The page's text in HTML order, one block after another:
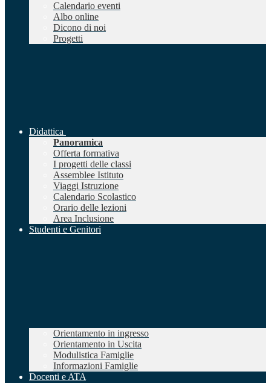
Calendario eventi
Albo online
Dicono di noi
Progetti
Didattica
Panoramica
Offerta formativa
I progetti delle classi
Assemblee Istituto
Viaggi Istruzione
Calendario Scolastico
Orario delle lezioni
Area Inclusione
Studenti e Genitori
Orientamento in ingresso
Orientamento in Uscita
Modulistica Famiglie
Informazioni Famiglie
Docenti e ATA